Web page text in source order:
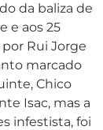
da baliza de
e aos 25
Rui Jorge
marcado
Chico
Isac, mas a
infestista, foi